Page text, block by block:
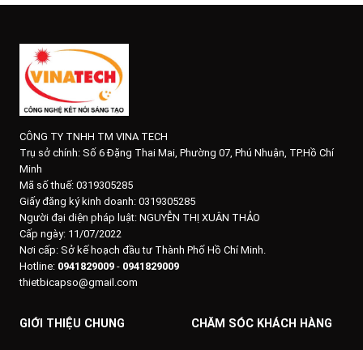
CÔNG TY TNHH TM VINA TECH
Trụ sở chính: Số 6 Đặng Thai Mai, Phường 07, Phú Nhuận, TP.Hồ Chí
Minh
Mã số thuế: 0319305285
Giấy đăng ký kinh doanh: 0319305285
Người đại diện pháp luật: NGUYỄN THỊ XUÂN THẢO
Cấp ngày: 11/07/2022
Nơi cấp: Sở kế hoạch đầu tư Thành Phố Hồ Chí Minh.
Hotline: 0941829009 - 0941829009
thietbicapso@gmail.com
GIỚI THIỆU CHUNG CHĂM SÓC KHÁCH HÀNG